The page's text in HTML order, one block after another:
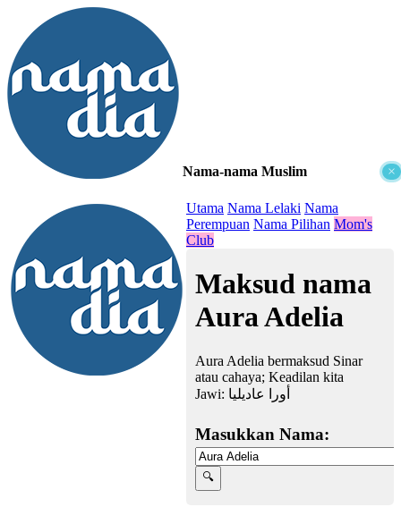
×
Nama-nama Muslim
Utama Nama Lelaki Nama
Perempuan Nama Pilihan Mom's
Club
Maksud nama
Aura Adelia
Aura Adelia bermaksud Sinar
atau cahaya; Keadilan kita
Jawi: أورا عاديليا
Masukkan Nama: